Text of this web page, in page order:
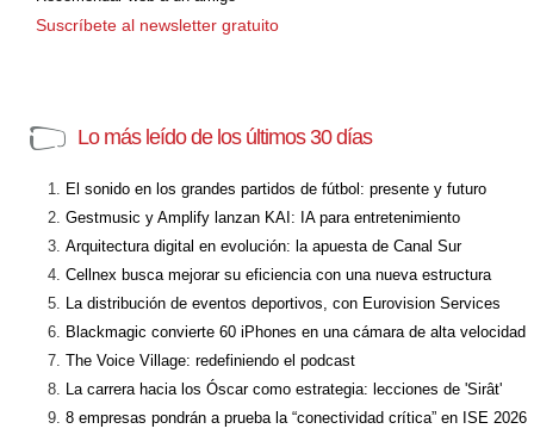
Suscríbete al newsletter gratuito
Lo más leído de los últimos 30 días
El sonido en los grandes partidos de fútbol: presente y futuro
Gestmusic y Amplify lanzan KAI: IA para entretenimiento
Arquitectura digital en evolución: la apuesta de Canal Sur
Cellnex busca mejorar su eficiencia con una nueva estructura
La distribución de eventos deportivos, con Eurovision Services
Blackmagic convierte 60 iPhones en una cámara de alta velocidad
The Voice Village: redefiniendo el podcast
La carrera hacia los Óscar como estrategia: lecciones de 'Sirât'
8 empresas pondrán a prueba la “conectividad crítica” en ISE 2026